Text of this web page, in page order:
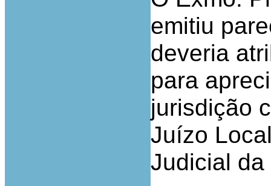
emitiu
deveria
para
jurisdição
Juízo
Judicial